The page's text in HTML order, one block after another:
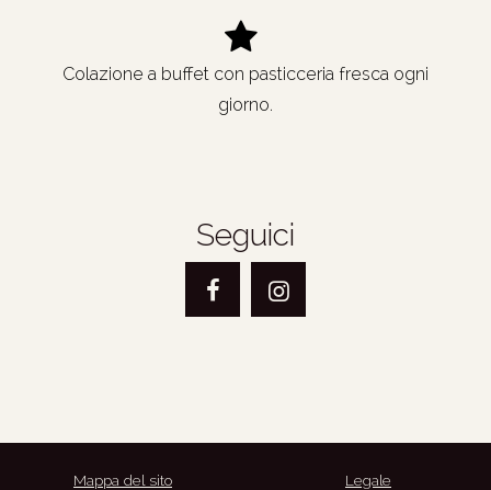
Colazione a buffet con pasticceria fresca ogni
giorno.
Seguici
FacebookInstagram
Mappa del sito
Legale